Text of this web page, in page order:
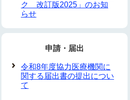
ク 改訂版2025」のお知
らせ
申請・届出
令和8年度協力医療機関に
関する届出書の提出につい
て